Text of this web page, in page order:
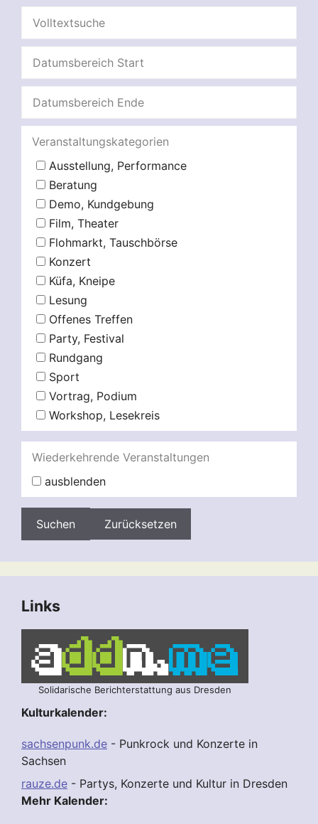
Veranstaltungskategorien
Ausstellung, Performance
Beratung
Demo, Kundgebung
Film, Theater
Flohmarkt, Tauschbörse
Konzert
Küfa, Kneipe
Lesung
Offenes Treffen
Party, Festival
Rundgang
Sport
Vortrag, Podium
Workshop, Lesekreis
Wiederkehrende Veranstaltungen
ausblenden
Zurücksetzen
Links
Solidarische Berichterstattung aus Dresden
Kulturkalender:
sachsenpunk.de - Punkrock und Konzerte in
Sachsen
rauze.de - Partys, Konzerte und Kultur in Dresden
Mehr Kalender: